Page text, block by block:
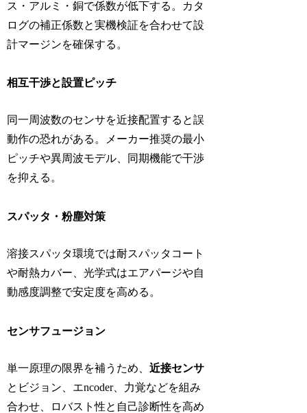
ス・アルミ・銅で係数が低下する。カタ
ログの補正係数と実機検証を合わせて設
計マージンを確保する。
相互干渉と設置ピッチ
同一周波数のセンサを近接配置すると誤
動作の恐れがある。メーカー推奨の最小
ピッチや異周波モデル、同期機能で干渉
を抑える。
スパッタ・粉塵対策
溶接スパッタ環境では耐スパッタコート
や耐熱カバー、光学式はエアパージや自
動感度調整で安定度を高める。
センサフュージョン
単一原理の限界を補うため、近接センサ
とビジョン、エncoder、力覚などを組み
合わせ、ロバスト性と自己診断性を高め